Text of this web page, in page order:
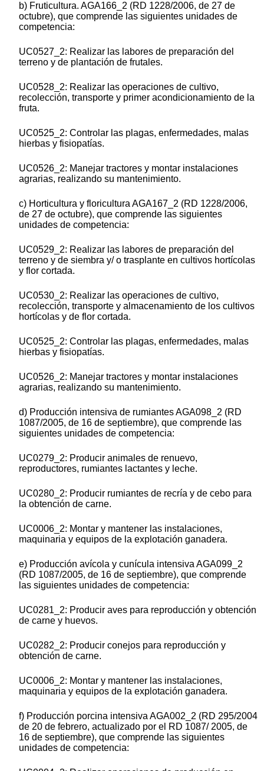
b) Fruticultura. AGA166_2 (RD 1228/2006, de 27 de
octubre), que comprende las siguientes unidades de
competencia:
UC0527_2: Realizar las labores de preparación del
terreno y de plantación de frutales.
UC0528_2: Realizar las operaciones de cultivo,
recolección, transporte y primer acondicionamiento de la
fruta.
UC0525_2: Controlar las plagas, enfermedades, malas
hierbas y fisiopatías.
UC0526_2: Manejar tractores y montar instalaciones
agrarias, realizando su mantenimiento.
c) Horticultura y floricultura AGA167_2 (RD 1228/2006,
de 27 de octubre), que comprende las siguientes
unidades de competencia:
UC0529_2: Realizar las labores de preparación del
terreno y de siembra y/ o trasplante en cultivos hortícolas
y flor cortada.
UC0530_2: Realizar las operaciones de cultivo,
recolección, transporte y almacenamiento de los cultivos
hortícolas y de flor cortada.
UC0525_2: Controlar las plagas, enfermedades, malas
hierbas y fisiopatías.
UC0526_2: Manejar tractores y montar instalaciones
agrarias, realizando su mantenimiento.
d) Producción intensiva de rumiantes AGA098_2 (RD
1087/2005, de 16 de septiembre), que comprende las
siguientes unidades de competencia:
UC0279_2: Producir animales de renuevo,
reproductores, rumiantes lactantes y leche.
UC0280_2: Producir rumiantes de recría y de cebo para
la obtención de carne.
UC0006_2: Montar y mantener las instalaciones,
maquinaria y equipos de la explotación ganadera.
e) Producción avícola y cunícula intensiva AGA099_2
(RD 1087/2005, de 16 de septiembre), que comprende
las siguientes unidades de competencia:
UC0281_2: Producir aves para reproducción y obtención
de carne y huevos.
UC0282_2: Producir conejos para reproducción y
obtención de carne.
UC0006_2: Montar y mantener las instalaciones,
maquinaria y equipos de la explotación ganadera.
f) Producción porcina intensiva AGA002_2 (RD 295/2004
de 20 de febrero, actualizado por el RD 1087/ 2005, de
16 de septiembre), que comprende las siguientes
unidades de competencia: